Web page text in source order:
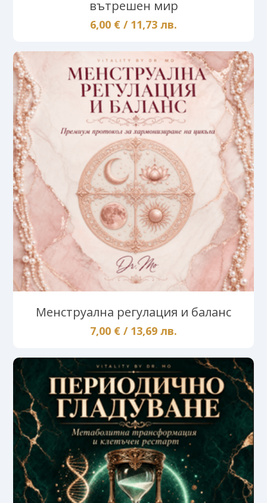
вътрешен мир
6,00 € / 11,73 лв.
Менструална регулация и баланс
7,00 € / 13,69 лв.